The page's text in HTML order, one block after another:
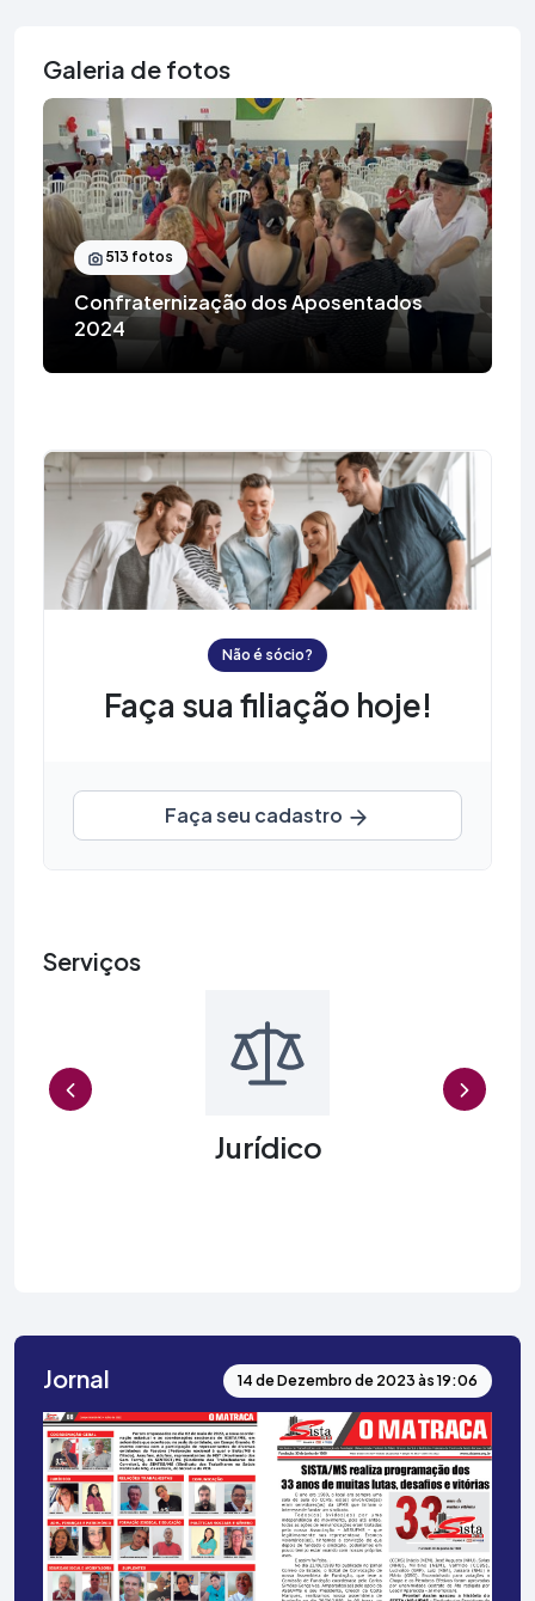
Galeria de fotos
513 fotos
Confraternização dos Aposentados
2024
Não é sócio?
Faça sua filiação hoje!
Faça seu cadastro
Serviços
Previous
Jurídico
Jornal 14 de Dezembro de 2023 às 19:06